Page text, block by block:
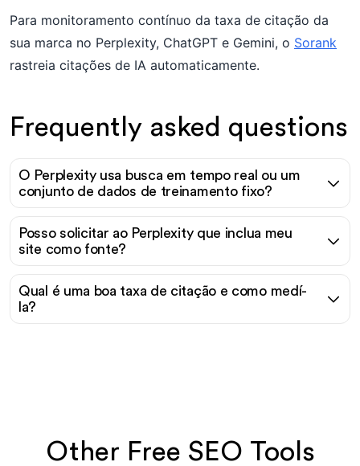
Para monitoramento contínuo da taxa de citação da
sua marca no Perplexity, ChatGPT e Gemini, o Sorank
rastreia citações de IA automaticamente.
Frequently asked questions
O Perplexity usa busca em tempo real ou um
conjunto de dados de treinamento fixo?
Posso solicitar ao Perplexity que inclua meu
site como fonte?
Qual é uma boa taxa de citação e como medí-
la?
Other Free SEO Tools